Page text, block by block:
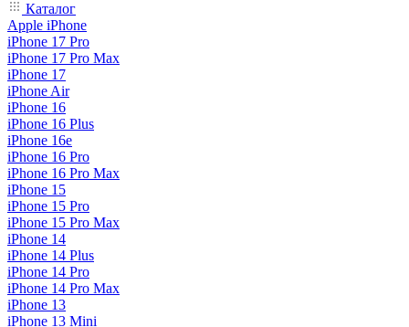
Каталог
Apple iPhone
iPhone 17 Pro
iPhone 17 Pro Max
iPhone 17
iPhone Air
iPhone 16
iPhone 16 Plus
iPhone 16e
iPhone 16 Pro
iPhone 16 Pro Max
iPhone 15
iPhone 15 Pro
iPhone 15 Pro Max
iPhone 14
iPhone 14 Plus
iPhone 14 Pro
iPhone 14 Pro Max
iPhone 13
iPhone 13 Mini